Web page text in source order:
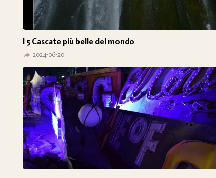
I 5 Cascate più belle del mondo
2024-06-20